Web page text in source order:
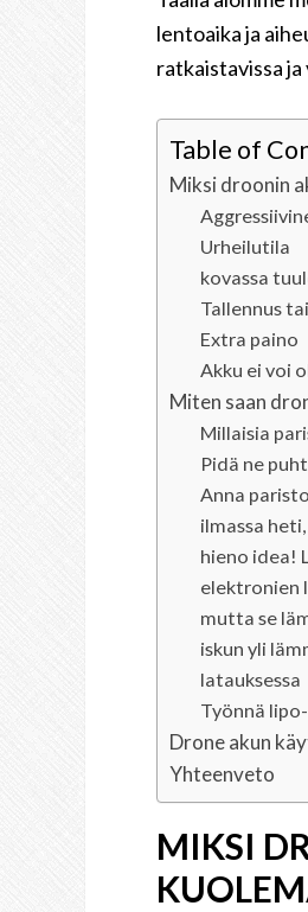
lentoaika ja
ratkaistavissa
Table of
Miksi droonin
Urheilutila
kovassa
Tallennus
Extra paino
Akku ei voi
Miten saan
Millaisia
Pidä ne
Anna
ilmassa
hieno idea!
elektronien
mutta se
iskun yli
latauksessa
Työnnä
Drone akun
Yhteenveto
MIKSI